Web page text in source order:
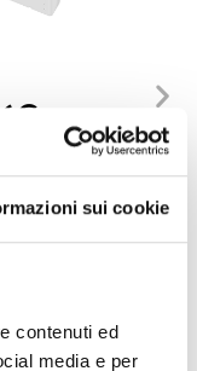
sui cookie
contenuti ed
media e per
136 x 127 x